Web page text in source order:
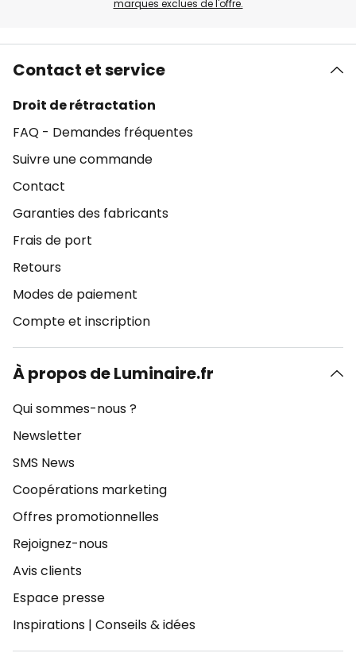
marques exclues de l'offre.
Contact et service
Droit de rétractation
FAQ - Demandes fréquentes
Suivre une commande
Contact
Garanties des fabricants
Frais de port
Retours
Modes de paiement
Compte et inscription
À propos de Luminaire.fr
Qui sommes-nous ?
Newsletter
SMS News
Coopérations marketing
Offres promotionnelles
Rejoignez-nous
Avis clients
Espace presse
Inspirations | Conseils & idées